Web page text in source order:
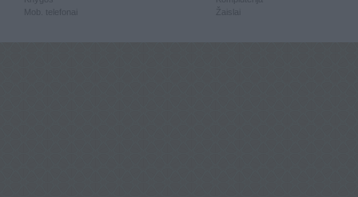
Mob. telefonai
Žaislai